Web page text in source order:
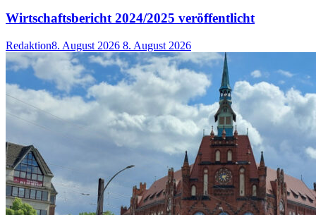
Wirtschaftsbericht 2024/2025 veröffentlicht
Redaktion8. August 2026 8. August 2026